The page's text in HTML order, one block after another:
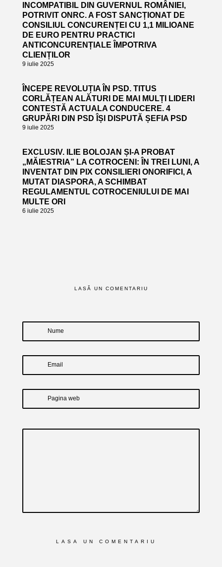
INCOMPATIBIL DIN GUVERNUL ROMÂNIEI,
POTRIVIT ONRC. A FOST SANCȚIONAT DE
CONSILIUL CONCURENȚEI CU 1,1 MILIOANE
DE EURO PENTRU PRACTICI
ANTICONCURENȚIALE ÎMPOTRIVA
CLIENȚILOR
9 iulie 2025
ÎNCEPE REVOLUȚIA ÎN PSD. TITUS
CORLĂȚEAN ALĂTURI DE MAI MULȚI LIDERI
CONTESTĂ ACTUALA CONDUCERE. 4
GRUPĂRI DIN PSD ÎȘI DISPUTĂ ȘEFIA PSD
9 iulie 2025
EXCLUSIV. ILIE BOLOJAN ȘI-A PROBAT
„MĂIESTRIA” LA COTROCENI: ÎN TREI LUNI, A
INVENTAT DIN PIX CONSILIERI ONORIFICI, A
MUTAT DIASPORA, A SCHIMBAT
REGULAMENTUL COTROCENIULUI DE MAI
MULTE ORI
6 iulie 2025
LASĂ UN COMENTARIU
Nume
Email
Pagina web